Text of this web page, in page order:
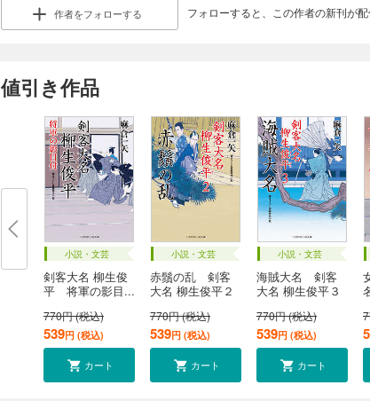
作者をフォローする フォローすると、この作者の新刊が
値引き作品
小説・文芸
剣客大名 柳生俊
平 将軍の影目...
770円 (税込)
539円 (税込)
カート
小説・文芸
赤鬚の乱 剣客
大名 柳生俊平２
770円 (税込)
539円 (税込)
カート
小説・文芸
海賊大名 剣客
大名 柳生俊平３
770円 (税込)
539円 (税込)
カート